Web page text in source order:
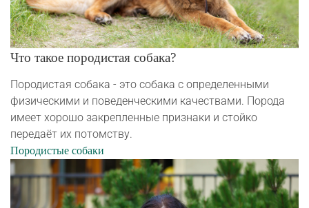
Что такое породистая собака?
Породистая собака - это собака с определенными
физическими и поведенческими качествами. Порода
имеет хорошо закрепленные признаки и стойко
передаёт их потомству.
Породистые собаки